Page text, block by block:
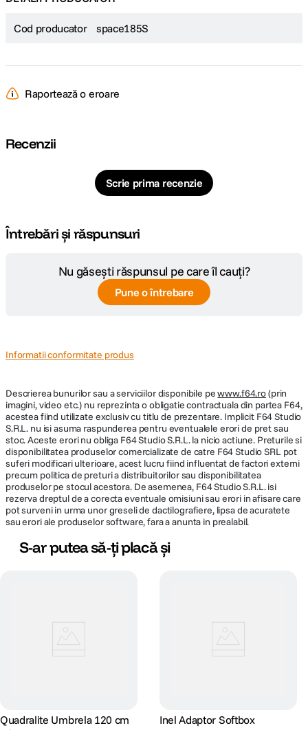
Cod producator space185S
Raportează o eroare
Recenzii
Scrie prima recenzie
Întrebări și răspunsuri
Nu găsești răspunsul pe care îl cauți?
Pune o întrebare
Informatii conformitate produs
Descrierea bunurilor sau a serviciilor disponibile pewww.f64.ro(prin
imagini, video etc.) nu reprezinta o obligatie contractuala din partea F64,
acestea fiind utilizate exclusiv cu titlu de prezentare. Implicit F64 Studio
S.R.L. nu isi asuma raspunderea pentru eventualele erori de pret sau
stoc. Aceste erori nu obliga F64 Studio S.R.L. la nicio actiune. Preturile si
disponibilitatea produselor comercializate de catre F64 Studio SRL pot
suferi modificari ulterioare, acest lucru fiind influentat de factori externi
precum politica de preturi a distribuitorilor sau disponibilitatea
produselor pe stocul acestora. De asemenea, F64 Studio S.R.L. isi
rezerva dreptul de a corecta eventuale omisiuni sau erori in afisare care
pot surveni in urma unor greseli de dactilografiere, lipsa de acuratete
sau erori ale produselor software, fara a anunta in prealabil.
S-ar putea să-ți placă și
Quadralite Umbrela 120 cm
Inel Adaptor Softbox